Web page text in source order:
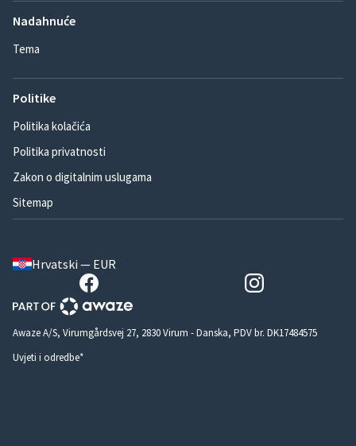
Nadahnuće
Tema
Politike
Politika kolačića
Politika privatnosti
Zakon o digitalnim uslugama
Sitemap
Hrvatski — EUR
Awaze A/S, Virumgårdsvej 27, 2830 Virum - Danska, PDV br. DK17484575
Uvjeti i odredbe*